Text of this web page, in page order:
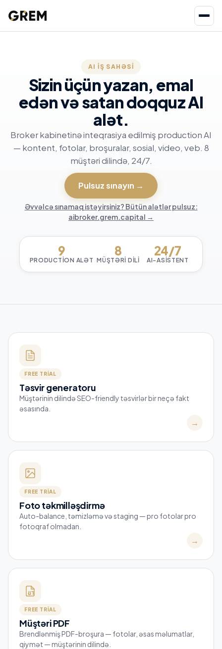
AI IŞ SAHƏSI
Sizin üçün yazan, emal
edən və satan doqquz AI
alət.
Broker kabinetinə inteqrasiya edilmiş production AI
— kontent, fotolar, broşuralar, sosial, video, veb. 8
müştəri dilində, 24/7.
Pulsuz sınayın →
Əvvəlcə sınamaq istəyirsiniz? Bütün alətlər pulsuz:
aibroker.grem.capital →
9
PRODUCTION ALƏT
8
MÜŞTƏRI DILI
24/7
AI-ASISTENT
GREM Broker CRM daxilində
FREE TRIAL
Təsvir generatoru
Müştərinin dilində SEO-friendly təsvirlər bir neçə fakt
əsasında.
→
FREE TRIAL
Foto təkmilləşdirmə
Auto-balance, təmizləmə və staging — pro fotolar pro
fotoqraf olmadan.
→
FREE TRIAL
Müştəri PDF
Brendlənmiş PDF-broşura — fotolar, əsas məlumatlar,
qiymət — müştərinin dilində.